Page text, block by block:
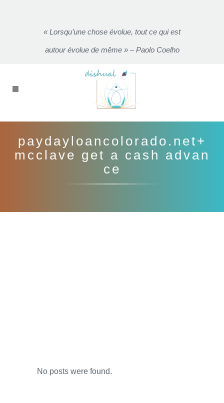
« Lorsqu’une chose évolue, tout ce qui est
autour évolue de même » – Paolo Coelho
paydayloancolorado.net+
mcclave get a cash advan
ce
No posts were found.